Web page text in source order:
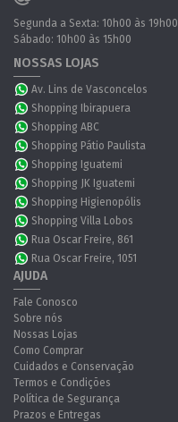
Segunda a Sexta: 10h00 às 19h00
Sábado: 10h00 às 15h00
NOSSAS LOJAS
Av. Lins de Vasconcelos
Shopping Ibirapuera
Shopping ABC
Shopping Pátio Paulista
Shopping Iguatemi
Shopping JK Iguatemi
Shopping Higienopólis
Shopping Villa Lobos
Rua Oscar Freire, 861
Rua Oscar Freire, 1051
AJUDA
Fale Conosco
Sobre nós
Nossas Lojas
Como Comprar
Cuidados e Conservação
Termos e Condições
Política de Segurança
Prazos e Entregas